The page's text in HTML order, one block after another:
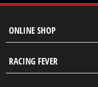
ONLINE SHOP
RACING FEVER